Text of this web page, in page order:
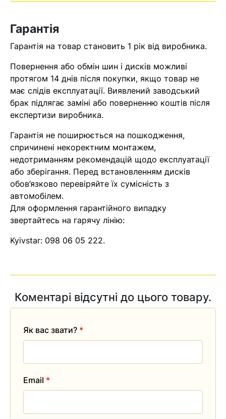
Помилка:Contact form не
Оператор зв’яжеться з вами
Гарантія
Гарантія на товар становить 1 рік від виробника.
Повернення або обмін шин і дисків можливі
протягом 14 днів після покупки, якщо товар не
має слідів експлуатації. Виявлений заводський
брак підлягає заміні або поверненню коштів після
експертизи виробника.
Гарантія не поширюється на пошкодження,
спричинені некоректним монтажем,
недотриманням рекомендацій щодо експлуатації
або зберігання. Перед встановленням дисків
обов’язково перевіряйте їх сумісність з
автомобілем.
Для оформлення гарантійного випадку
звертайтесь на гарячу лінію:
Kyivstar: 098 06 05 222.
Коментарі відсутні до цього товару.
Як вас звати? *
Email *